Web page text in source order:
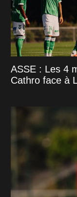
ASSE : Les 4
Cathro face à